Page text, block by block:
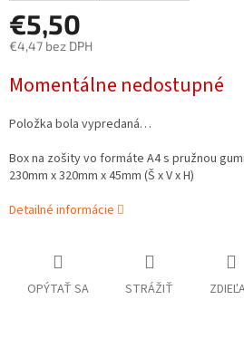
€5,50
€4,47 bez DPH
cena:
Momentálne nedostupné
Položka bola vypredaná…
Box na zošity vo formáte A4 s pružnou
230mm x 320mm x 45mm (Š x V x H)
Detailné informácie
OPÝTAŤ SA STRÁŽIŤ